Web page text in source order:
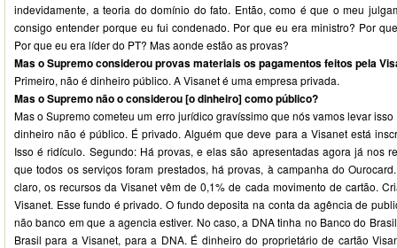
indevidamente, a teoria do domínio do fato. Então, como é que o meu
consigo entender porque eu fui condenado. Por que eu era ministro? Por
Por que eu era líder do PT? Mas aonde estão as provas?
Mas o Supremo considerou provas materiais os pagamentos feitos pela
Primeiro, não é dinheiro público. A Visanet é uma empresa privada.
Mas o Supremo não o considerou [o dinheiro] como público?
Mas o Supremo cometeu um erro jurídico gravíssimo que nós vamos levar
dinheiro não é público. É privado. Alguém que deve para a Visanet está
Isso é ridículo. Segundo: Há provas, e elas são apresentadas agora já nos
que todos os serviços foram prestados, há provas, à campanha do
claro, os recursos da Visanet vêm de 0,1% de cada movimento de cartão.
Visanet. Esse fundo é privado. O fundo deposita na conta da agência de
não banco em que a agencia estiver. No caso, a DNA tinha no Banco do
Brasil para a Visanet, para a DNA. É dinheiro do proprietário de cartão